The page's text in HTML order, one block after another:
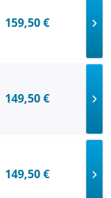
159,50 €
149,50 €
149,50 €